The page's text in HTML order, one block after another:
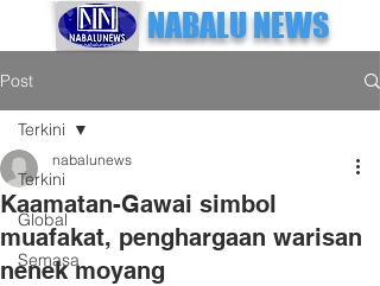
NABALU NEWS
Post
Terkini
Global
Semasa
Terkini
Kaamatan-Gawai simbol
muafakat, penghargaan warisan
nenek moyang
nabalunews